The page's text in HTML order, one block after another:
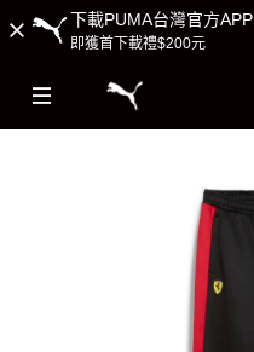
下載PUMA台灣官方APP
即獲首下載禮$200元